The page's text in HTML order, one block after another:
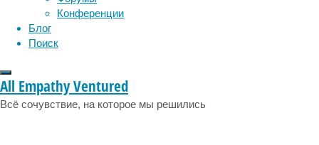
Конференции
Блог
Поиск
All Empathy Ventured
Всё сочувствие, на которое мы решились
бета-
изокумарины,
обладают